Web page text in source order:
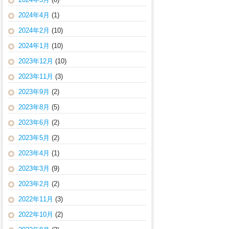
2024年4月 (1)
2024年2月 (10)
2024年1月 (10)
2023年12月 (10)
2023年11月 (3)
2023年9月 (2)
2023年8月 (5)
2023年6月 (2)
2023年5月 (2)
2023年4月 (1)
2023年3月 (9)
2023年2月 (2)
2022年11月 (3)
2022年10月 (2)